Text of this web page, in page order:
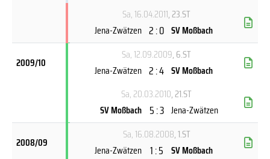
Sa, 16.04.2011, 23.ST
Jena-Zwätzen 2 : 0 SV Moßbach
2009/10
Sa, 12.09.2009, 6.ST
Jena-Zwätzen 2 : 4 SV Moßbach
Sa, 20.03.2010, 21.ST
SV Moßbach 5 : 3 Jena-Zwätzen
2008/09
Sa, 16.08.2008, 1.ST
Jena-Zwätzen 1 : 5 SV Moßbach